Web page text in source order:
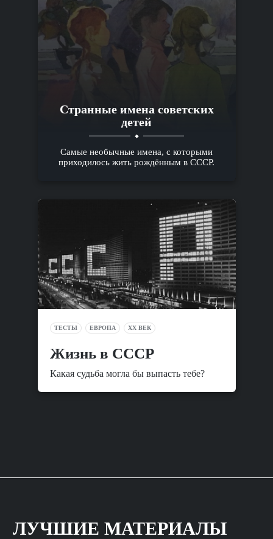
Cтранные имена советских
детей
Самые необычные имена, с которыми
приходилось жить рождённым в СССР.
ТЕСТЫ ЕВРОПА XX ВЕК
Жизнь в СССР
Какая судьба могла бы выпасть тебе?
ЛУЧШИЕ МАТЕРИАЛЫ